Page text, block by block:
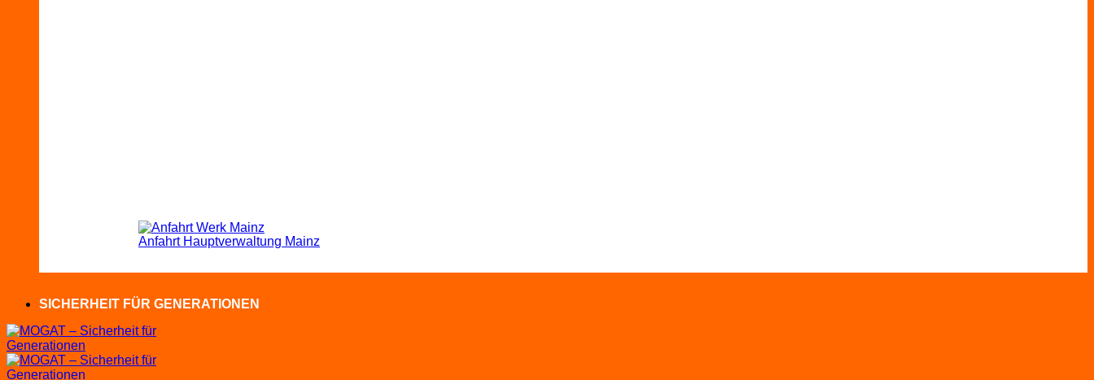
Anfahrt Hauptverwaltung Mainz
SICHERHEIT FÜR GENERATIONEN